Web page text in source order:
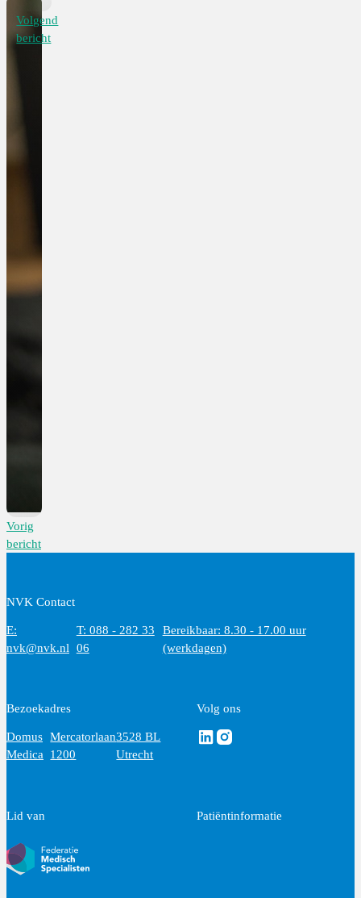
Vorig
bericht
Volgend
bericht
NVK Contact
E:
nvk@nvk.nl
T: 088 - 282 33
06
Bereikbaar: 8.30 - 17.00 uur
(werkdagen)
Bezoekadres
Domus
Medica
Mercatorlaan
1200
3528 BL
Utrecht
Volg ons
Volg ons via Linkedin
Volg ons via Instagram
Lid van Patiëntinformatie